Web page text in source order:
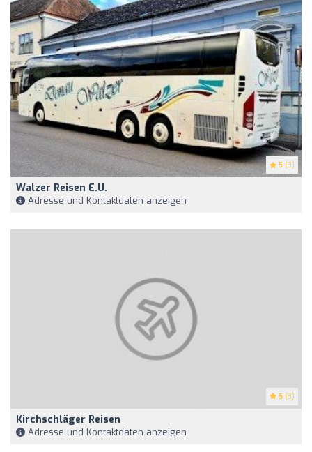
5 (3)
Walzer Reisen E.U.
Adresse und Kontaktdaten anzeigen
5 (3)
Kirchschläger Reisen
Adresse und Kontaktdaten anzeigen